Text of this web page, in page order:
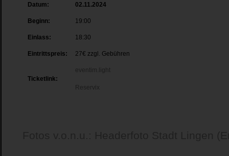
Datum: 02.11.2024
Beginn: 19:00
Einlass: 18:30
Eintrittspreis: 27€ zzgl. Gebühren
Ticketlink:
eventim.light
Reservix